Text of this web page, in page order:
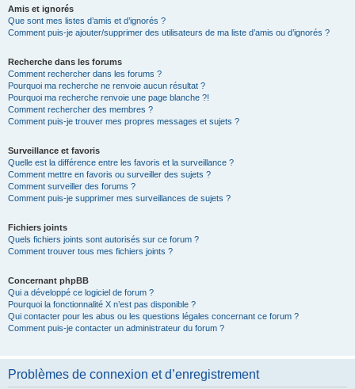
Amis et ignorés
Que sont mes listes d’amis et d’ignorés ?
Comment puis-je ajouter/supprimer des utilisateurs de ma liste d’amis ou d’ignorés ?
Recherche dans les forums
Comment rechercher dans les forums ?
Pourquoi ma recherche ne renvoie aucun résultat ?
Pourquoi ma recherche renvoie une page blanche ?!
Comment rechercher des membres ?
Comment puis-je trouver mes propres messages et sujets ?
Surveillance et favoris
Quelle est la différence entre les favoris et la surveillance ?
Comment mettre en favoris ou surveiller des sujets ?
Comment surveiller des forums ?
Comment puis-je supprimer mes surveillances de sujets ?
Fichiers joints
Quels fichiers joints sont autorisés sur ce forum ?
Comment trouver tous mes fichiers joints ?
Concernant phpBB
Qui a développé ce logiciel de forum ?
Pourquoi la fonctionnalité X n’est pas disponible ?
Qui contacter pour les abus ou les questions légales concernant ce forum ?
Comment puis-je contacter un administrateur du forum ?
Problèmes de connexion et d’enregistrement